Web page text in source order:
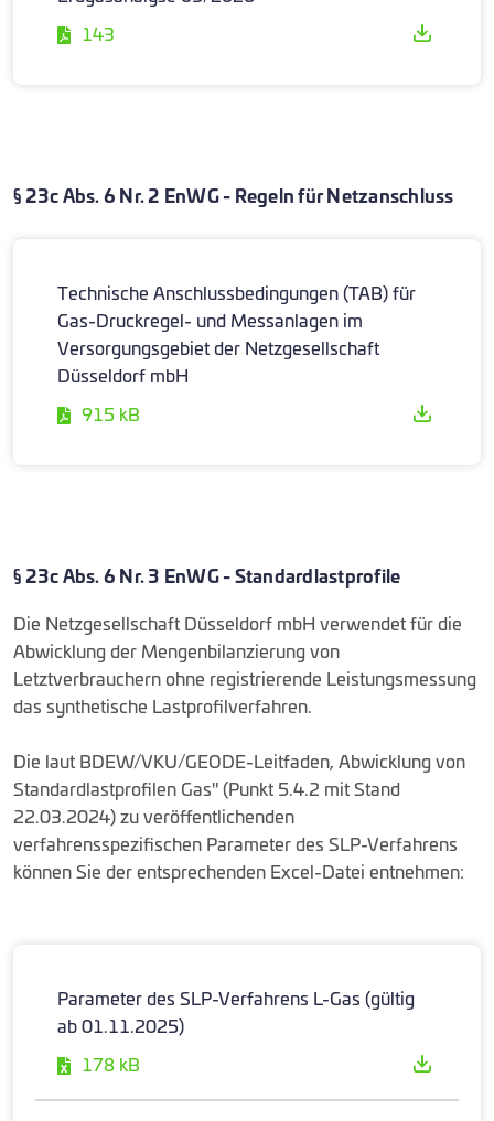
143
§ 23c Abs. 6 Nr. 2 EnWG - Regeln für Netzanschluss
Technische Anschlussbedingungen (TAB) für
Gas-Druckregel- und Messanlagen im
Versorgungsgebiet der Netzgesellschaft
Düsseldorf mbH
915 kB
§ 23c Abs. 6 Nr. 3 EnWG - Standardlastprofile
Die Netzgesellschaft Düsseldorf mbH verwendet für die
Abwicklung der Mengenbilanzierung von
Letztverbrauchern ohne registrierende Leistungsmessung
das synthetische Lastprofilverfahren.
Die laut BDEW/VKU/GEO­DE-Leitfaden, Abwicklung von
Standardlastprofilen Gas" (Punkt 5.4.2 mit Stand
22.03.2024) zu veröffentlichenden
verfahrensspezifischen Parameter des SLP-Verfahrens
können Sie der entsprechenden Excel-Datei entnehmen:
Parameter des SLP-Verfahrens L-Gas (gültig
ab 01.11.2025)
178 kB